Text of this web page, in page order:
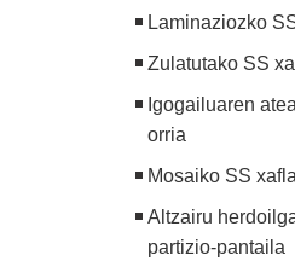
Laminaziozko
Zulatutako SS
Igogailuaren
orria
Mosaiko SS xafla
Altzairu
partizio-pantaila